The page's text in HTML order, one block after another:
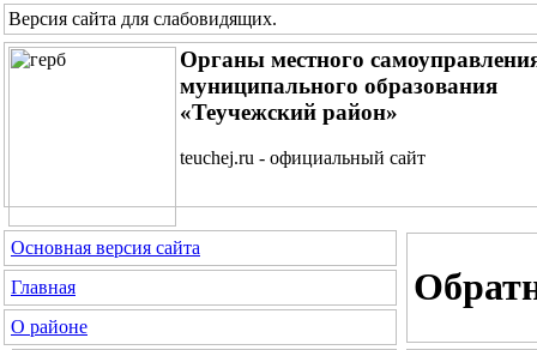
Версия сайта для слабовидящих.
Органы местного
муниципального образования
«Теучежский район»
teuchej.ru - официальный сайт
Основная версия сайта
Главная
О районе